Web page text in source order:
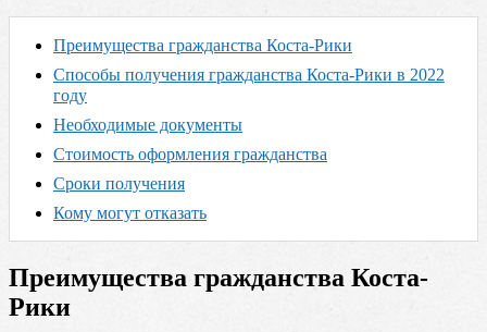
Преимущества гражданства Коста-Рики
Способы получения гражданства Коста-Рики в 2022
году
Необходимые документы
Стоимость оформления гражданства
Сроки получения
Кому могут отказать
Преимущества гражданства Коста-
Рики